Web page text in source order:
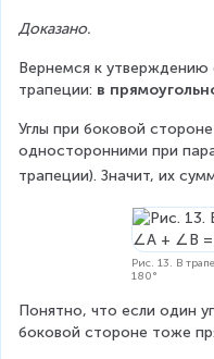
D
\
a
g
le
C
=
D
Доказано.
Вернемся к утверждению
трапеции: в
Углы при боковой
односторонними при
трапеции). Значит, их
Рис. 13. В
180°
Понятно, что если один
боковой стороне тоже